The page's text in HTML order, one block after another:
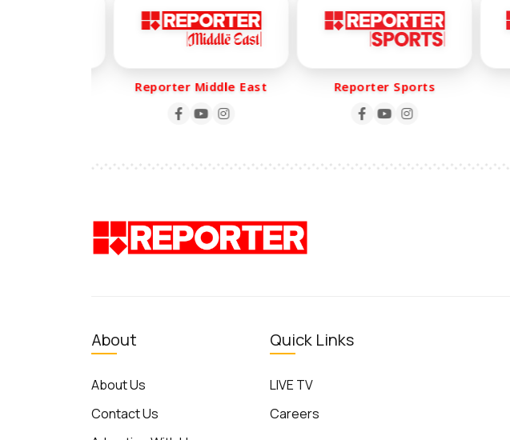
Reporter Middle East Reporter Sports
About
About Us
Contact Us
Quick Links
LIVE TV
Careers